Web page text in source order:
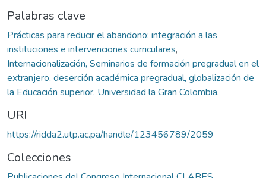
Palabras clave
Prácticas para reducir el abandono: integración a las
instituciones e intervenciones curriculares,
Internacionalización, Seminarios de formación pregradual en el
extranjero, deserción académica pregradual, globalización de
la Educación superior, Universidad la Gran Colombia.
URI
https://ridda2.utp.ac.pa/handle/123456789/2059
Colecciones